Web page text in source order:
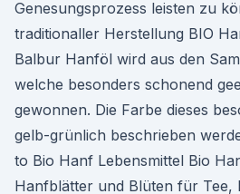
Genesungsprozess leisten zu
traditionaller Herstellung BIO
Balbur Hanföl wird aus den
welche besonders schonend
gewonnen. Die Farbe dieses
gelb-grünlich beschrieben
to Bio Hanf Lebensmittel Bio
Hanfblätter und Blüten für Tee,